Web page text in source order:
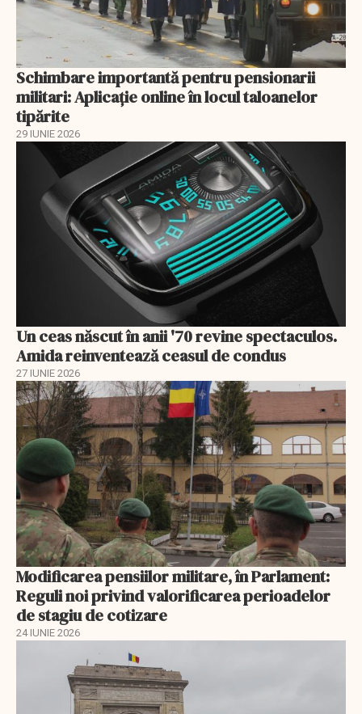
Schimbare importantă pentru pensionarii
militari: Aplicaţie online în locul taloanelor
tipărite
29 IUNIE 2026
Un ceas născut în anii '70 revine spectaculos.
Amida reinventează ceasul de condus
27 IUNIE 2026
Modificarea pensiilor militare, în Parlament:
Reguli noi privind valorificarea perioadelor
de stagiu de cotizare
24 IUNIE 2026